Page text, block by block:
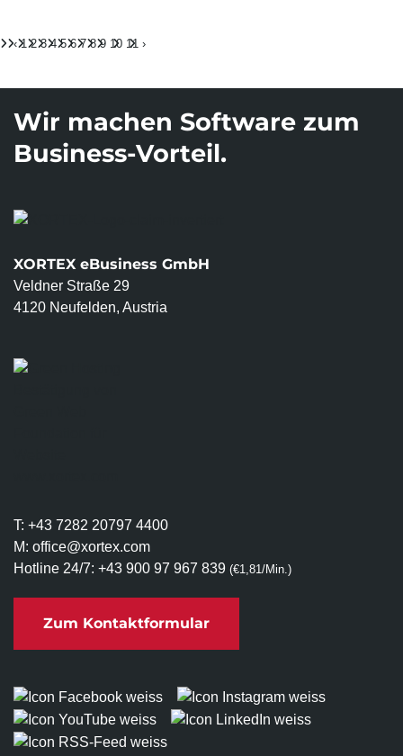
‹ 1 2 3 4 5 6 7 8 9 10 11 ›
Wir machen Software zum
Business-Vorteil.
XORTEX eBusiness GmbH
Veldner Straße 29
4120 Neufelden, Austria
T: +43 7282 20797 4400
M: office@xortex.com
Hotline 24/7: +43 900 97 967 839 (€1,81/Min.)
Zum Kontaktformular